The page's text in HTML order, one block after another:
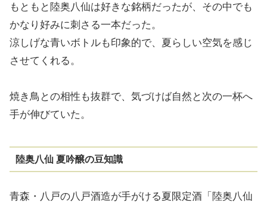
もともと陸奥八仙は好きな銘柄だったが、その中でも
かなり好みに刺さる一本だった。
涼しげな青いボトルも印象的で、夏らしい空気を感じ
させてくれる。
焼き鳥との相性も抜群で、気づけば自然と次の一杯へ
手が伸びていた。
陸奥八仙 夏吟醸の豆知識
青森・八戸の八戸酒造が手がける夏限定酒「陸奥八仙